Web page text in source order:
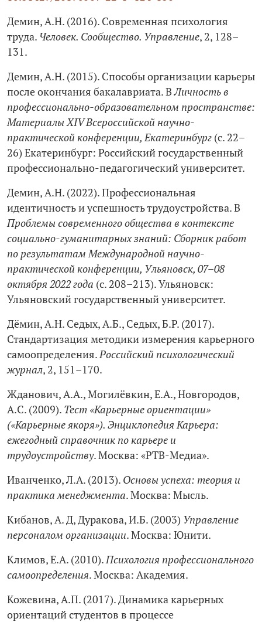
Демин, А.Н. (2016). Современная психология
труда. Человек. Сообщество. Управление, 2, 128–
131.
Демин, А.Н. (2015). Способы организации карьеры
после окончания бакалавриата. ВЛичность в
профессионально-образовательном пространстве:
Материалы XIV Всероссийской научно-
практической конференции, Екатеринбург (с. 22–
26) Екатеринбург: Российский государственный
профессионально-педагогический университет.
Демин, А.Н. (2022). Профессиональная
идентичность и успешность трудоустройства. В
Проблемы современного общества в контексте
социально-гуманитарных знаний: Сборник работ
по результатам Международной научно-
практической конференции, Ульяновск, 07–08
октября 2022 года (с. 208–213). Ульяновск:
Ульяновский государственный университет.
Дёмин, А.Н. Седых, А.Б., Седых, Б.Р. (2017).
Стандартизация методики измерения карьерного
самоопределения.Российский психологический
журнал, 2, 151–170.
Жданович, А.А., Могилёвкин, Е.А., Новгородов,
А.С. (2009). Тест «Карьерные ориентации»
(«Карьерные якоря»). Энциклопедия Карьера:
ежегодный справочник по карьере и
трудоустройству. Москва: «РТВ-Медиа».
Иванченко, Л.А. (2013). Основы успеха: теория и
практика менеджмента. Москва: Мысль.
Кибанов, А. Д, Дуракова, И.Б. (2003) Управление
персоналом организации. Москва: Юнити.
Климов, Е.А. (2010).Психология профессионального
самоопределения. Москва: Академия.
Кожевина, А.П. (2017). Динамика карьерных
ориентаций студентов в процессе